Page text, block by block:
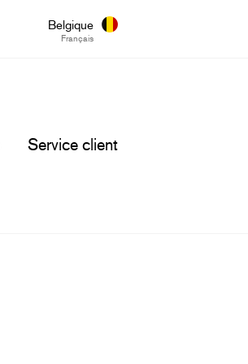
Service client
Belgique
Français